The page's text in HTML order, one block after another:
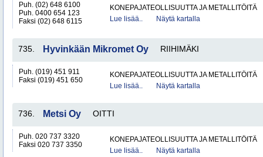
Puh. (02) 648 6100
Puh. 0400 654 123
Faksi (02) 648 6115
KONEPAJATEOLLISUUTTA JA METALLITÖITÄ
Lue lisää..
Näytä kartalla
735. Hyvinkään Mikromet Oy RIIHIMÄKI
Puh. (019) 451 911
Faksi (019) 451 650
KONEPAJATEOLLISUUTTA JA METALLITÖITÄ
Lue lisää..
Näytä kartalla
736. Metsi Oy OITTI
Puh. 020 737 3320
Faksi 020 737 3350
KONEPAJATEOLLISUUTTA JA METALLITÖITÄ
Lue lisää..
Näytä kartalla